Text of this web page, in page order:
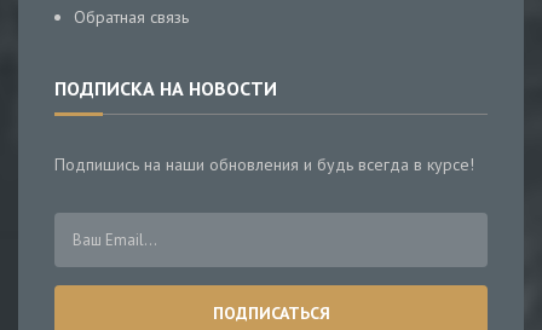
Обратная связь
ПОДПИСКА НА НОВОСТИ
Подпишись на наши обновления и будь всегда в курсе!